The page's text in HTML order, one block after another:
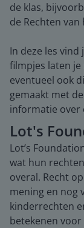
de klas,
de Rechten van
In deze les vind
filmpjes laten je
eventueel ook
gemaakt met
informatie over
Lot's
Lot’s
wat hun
overal. Recht
mening en nog
kinderrechten
betekenen voor